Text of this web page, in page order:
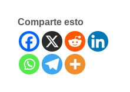
Comparte esto